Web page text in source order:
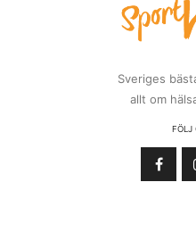
Sveriges
allt om
FÖLJ